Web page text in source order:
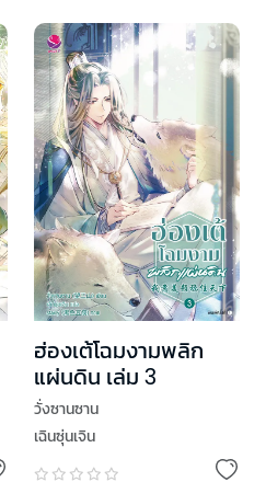
ฮ่องเต้โฉมงามพลิก
แผ่นดิน เล่ม 3
วั่งซานซาน
เฉินซุ่นเจิน